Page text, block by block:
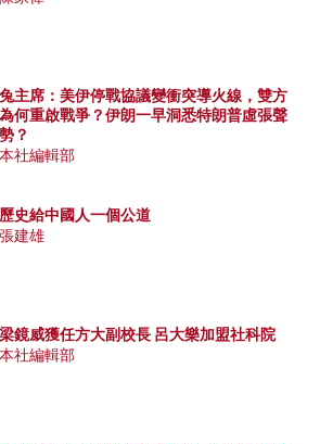
兔主席：美伊停戰協議變衝突導火線，雙方
為何重啟戰爭？伊朗一早洞悉特朗普虛張聲
勢？
本社編輯部
歷史給中國人一個公道
張建雄
梁鏡威獲任方大副校長 呂大樂加盟社科院
本社編輯部